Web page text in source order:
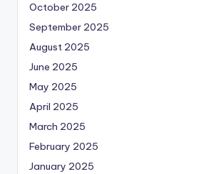
October 2025
September 2025
August 2025
June 2025
May 2025
April 2025
March 2025
February 2025
January 2025